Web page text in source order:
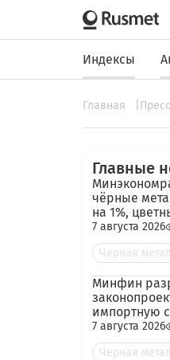
Индексы
Главная
Главные
чёрные
на 1%,
7 августа 2026
Черная
Минфин
импортную
7 августа 2026
Черная